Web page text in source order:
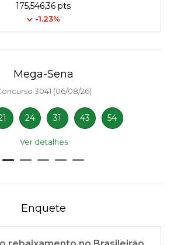
175,546,36 pts
-1.23%
Mega-Sena
3041 (06/08/26)
24 31 43 54
Ver detalhes
Enquete